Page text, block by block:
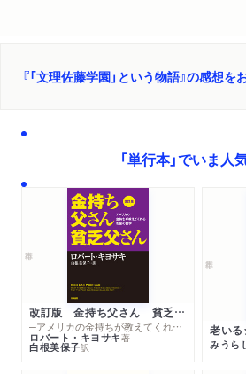
『「文理佐藤学園」という物語』の感想を
「単行本」でいま人
改訂版 金持ち父さん 貧乏父さん
─アメリカの金持ちが教えてくれるお金の哲学
ロバート・キヨサキ著
白根美保子訳
老い
みうら